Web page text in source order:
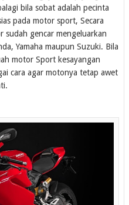
bila sobat adalah pecinta
pada motor sport, Secara
sudah gencar mengeluarkan
Yamaha maupun Suzuki. Bila
motor Sport kesayangan
cara agar motonya tetap awet